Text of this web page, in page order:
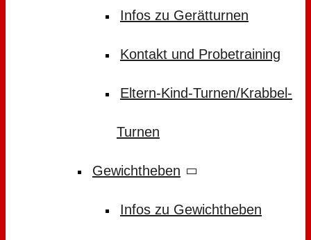
Infos zu Gerätturnen
Kontakt und Probetraining
Eltern-Kind-Turnen/Krabbel-
Turnen
Gewichtheben
Infos zu Gewichtheben